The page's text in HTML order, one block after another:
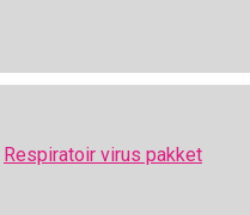
Respiratoir virus pakket